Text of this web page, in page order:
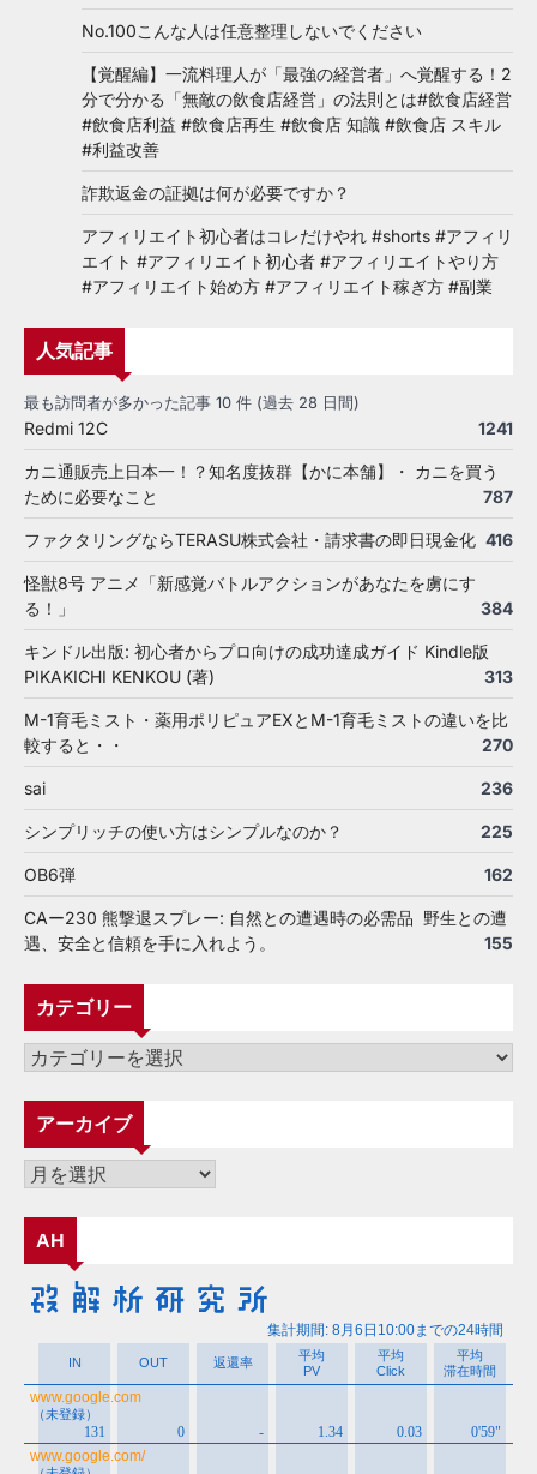
No.100こんな人は任意整理しないでください
【覚醒編】一流料理人が「最強の経営者」へ覚醒する！2
分で分かる「無敵の飲食店経営」の法則とは#飲食店経営
#飲食店利益 #飲食店再生 #飲食店 知識 #飲食店 スキル
#利益改善
詐欺返金の証拠は何が必要ですか？
アフィリエイト初心者はコレだけやれ #shorts #アフィリ
エイト #アフィリエイト初心者 #アフィリエイトやり方
#アフィリエイト始め方 #アフィリエイト稼ぎ方 #副業
人気記事
最も訪問者が多かった記事 10 件 (過去 28 日間)
Redmi 12C 1241
カニ通販売上日本一！？知名度抜群【かに本舗】・ カニを買う
ために必要なこと
787
ファクタリングならTERASU株式会社・請求書の即日現金化 416
怪獣8号 アニメ「新感覚バトルアクションがあなたを虜にす
る！」
384
キンドル出版: 初心者からプロ向けの成功達成ガイド Kindle版
PIKAKICHI KENKOU (著)
313
M-1育毛ミスト・薬用ポリピュアEXとM-1育毛ミストの違いを比
較すると・・
270
sai 236
シンプリッチの使い方はシンプルなのか？ 225
OB6弾 162
CAー230 熊撃退スプレー: 自然との遭遇時の必需品 野生との遭
遇、安全と信頼を手に入れよう。
155
カテゴリー
カ
ゴ
リ
ー
アーカイブ
ア
カ
イ
ブ
AH